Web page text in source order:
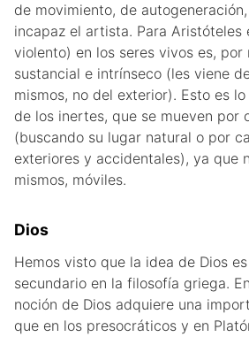
de movimiento, de
incapaz el artista. Para Aristóteles
violento) en los seres vivos es, por
sustancial e intrínseco (les viene
mismos, no del exterior). Esto es
de los inertes, que se mueven por
(buscando su lugar natural o por
exteriores y accidentales), ya que
mismos, móviles.
Dios
Hemos visto que la idea de Dios
secundario en la filosofía griega.
noción de Dios adquiere una
que en los presocráticos y en